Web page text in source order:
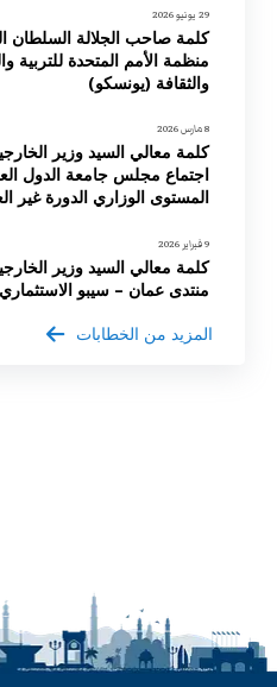
29 يونيو 2026
كلمة صاحب الجلالة السلطان
منظمة الأمم المتحدة للتربية
والثقافة (يونسكو)
8 مارس 2026
كلمة معالي السيد وزير
اجتماع مجلس جامعة الدول
المستوى الوزاري الدورة غير
9 فبراير 2026
كلمة معالي السيد وزير
منتدى عمان – سيبو الاستثماري
المزيد من الخطابات